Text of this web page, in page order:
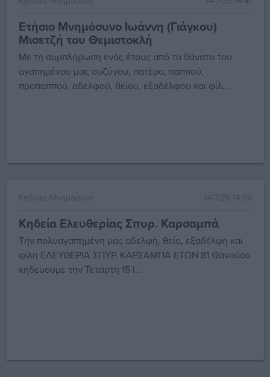
Ετήσιο Μνημόσυνο Ιωάννη (Γιάγκου)
Μισετζή του Θεμιστοκλή
Με τη συμπλήρωση ενός έτους από το θάνατο του
αγαπημένου μας συζύγου, πατέρα, παππού,
προπαππού, αδελφού, θείου, εξαδέλφου και φίλ...
Κηδείες/Μνημόσυνα 14/7/26 14:36
Κηδεία Ελευθερίας Σπυρ. Καρσαμπά
Την πολυαγαπημένη μας αδελφή, θεία, εξαδέλφη και
φίλη ΕΛΕΥΘΕΡΙΑ ΣΠΥΡ. ΚΑΡΣΑΜΠΑ ΕΤΩΝ 81 Θανούσα
κηδεύουμε την Τετάρτη 15 Ι...